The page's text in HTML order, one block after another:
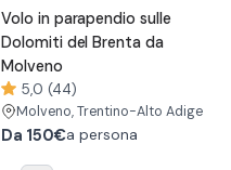
Volo in parapendio sulle
Dolomiti del Brenta da
Molveno
5,0 (44)
Molveno, Trentino-Alto Adige
Da 150€a persona